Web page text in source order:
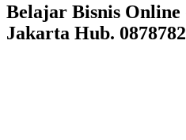
Belajar Bisnis
Jakarta Hub.